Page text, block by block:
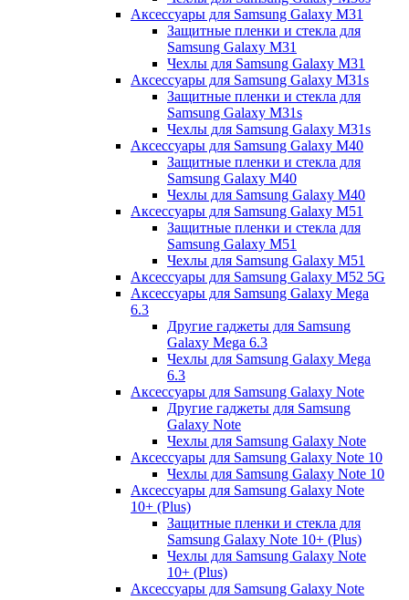
Аксессуары для Samsung Galaxy M31
Защитные пленки и стекла для
Samsung Galaxy M31
Чехлы для Samsung Galaxy M31
Аксессуары для Samsung Galaxy M31s
Защитные пленки и стекла для
Samsung Galaxy M31s
Чехлы для Samsung Galaxy M31s
Аксессуары для Samsung Galaxy M40
Защитные пленки и стекла для
Samsung Galaxy M40
Чехлы для Samsung Galaxy M40
Аксессуары для Samsung Galaxy M51
Защитные пленки и стекла для
Samsung Galaxy M51
Чехлы для Samsung Galaxy M51
Аксессуары для Samsung Galaxy M52 5G
Аксессуары для Samsung Galaxy Mega
6.3
Другие гаджеты для Samsung
Galaxy Mega 6.3
Чехлы для Samsung Galaxy Mega
6.3
Аксессуары для Samsung Galaxy Note
Другие гаджеты для Samsung
Galaxy Note
Чехлы для Samsung Galaxy Note
Аксессуары для Samsung Galaxy Note 10
Чехлы для Samsung Galaxy Note 10
Аксессуары для Samsung Galaxy Note
10+ (Plus)
Защитные пленки и стекла для
Samsung Galaxy Note 10+ (Plus)
Чехлы для Samsung Galaxy Note
10+ (Plus)
Аксессуары для Samsung Galaxy Note